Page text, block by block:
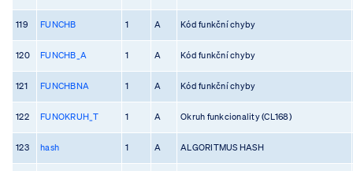
119 FUNCHB 1 A Kód funkční chyby
120 FUNCHB_A 1 A Kód funkční chyby
121 FUNCHBNA 1 A Kód funkční chyby
122 FUNOKRUH_T 1 A Okruh funkcionality (CL168)
123 hash 1 A ALGORITMUS HASH